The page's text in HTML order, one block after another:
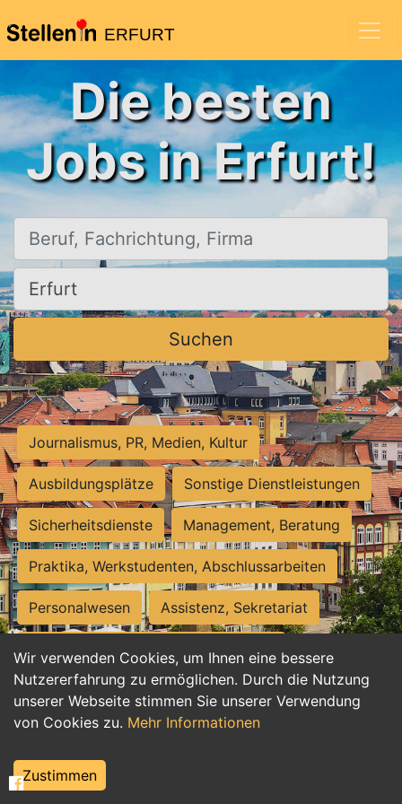
ERFURT
Wir verwenden Cookies, um Ihnen eine bessere
Nutzererfahrung zu ermöglichen. Durch die Nutzung
unserer Webseite stimmen Sie unserer Verwendung
von Cookies zu. Mehr Informationen
Zustimmen
Die besten
Jobs in Erfurt!
Beruf, Fachrichtung, Firma
Ort, Stadt
Suchen
Journalismus, PR, Medien, Kultur
Ausbildungsplätze Sonstige Dienstleistungen
Sicherheitsdienste Management, Beratung
Praktika, Werkstudenten, Abschlussarbeiten
Personalwesen Assistenz, Sekretariat
Hilfskräfte, Aushilfs- und Nebenjobs
Einkauf, Logistik, Materialwirtschaft
Weiterbildung, Studium, duale Ausbildung
Tourismus